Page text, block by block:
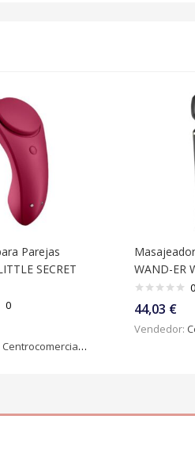
Parejas
SECRET
0
Centrocomercialdigital
WAND-ER
0
44,03 €
Vendedor: